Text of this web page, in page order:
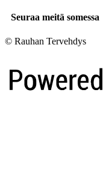
Seuraa meitä somessa
© Rauhan Tervehdys